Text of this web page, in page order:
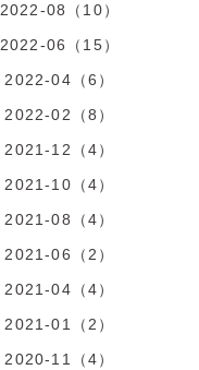
2022-08（10）
2022-06（15）
2022-04（6）
2022-02（8）
2021-12（4）
2021-10（4）
2021-08（4）
2021-06（2）
2021-04（4）
2021-01（2）
2020-11（4）